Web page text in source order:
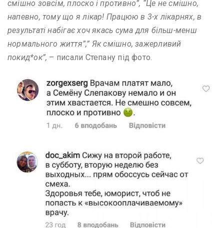
смішно зовсім, плоско і противно”, “Це не смішно,
напевно, тому що я лікар! Працюю в 3-х лікарнях, в
результаті набігає хоч якась сума для більш-менш
нормального життя”,” Як смішно, зажерливий
покид*ок”, – писали Степану під фото.